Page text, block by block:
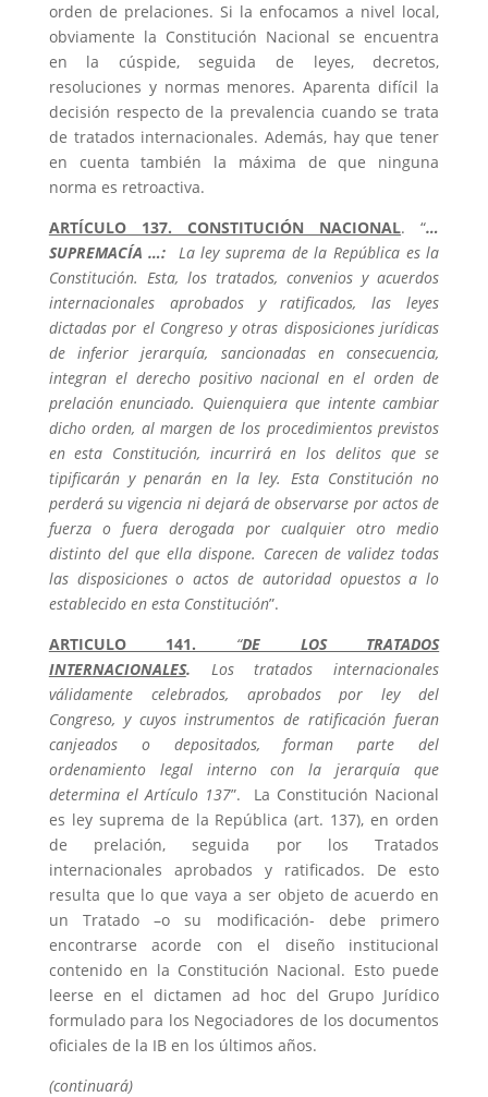
orden de prelaciones. Si la enfocamos a nivel local,
obviamente la Constitución Nacional se encuentra
en la cúspide, seguida de leyes, decretos,
resoluciones y normas menores. Aparenta difícil la
decisión respecto de la prevalencia cuando se trata
de tratados internacionales. Además, hay que tener
en cuenta también la máxima de que ninguna
norma es retroactiva.
ARTÍCULO 137. CONSTITUCIÓN NACIONAL. “…
SUPREMACÍA …:
La ley suprema de la República es la
Constitución. Esta, los tratados, convenios y acuerdos
internacionales aprobados y ratificados, las leyes
dictadas por el Congreso y otras disposiciones jurídicas
de inferior jerarquía, sancionadas en consecuencia,
integran el derecho positivo nacional en el orden de
prelación enunciado. Quienquiera que intente cambiar
dicho orden, al margen de los procedimientos previstos
en esta Constitución, incurrirá en los delitos que se
tipificarán y penarán en la ley. Esta Constitución no
perderá su vigencia ni dejará de observarse por actos de
fuerza o fuera derogada por cualquier otro medio
distinto del que ella dispone. Carecen de validez todas
las disposiciones o actos de autoridad opuestos a lo
establecido en esta Constitución”.
ARTICULO 141. “DE LOS TRATADOS
INTERNACIONALES. Los tratados internacionales
válidamente celebrados, aprobados por ley del
Congreso, y cuyos instrumentos de ratificación fueran
canjeados o depositados, forman parte del
ordenamiento legal interno con la jerarquía que
determina el Artículo 137”. La Constitución Nacional
es ley suprema de la República (art. 137), en orden
de prelación, seguida por los Tratados
internacionales aprobados y ratificados. De esto
resulta que lo que vaya a ser objeto de acuerdo en
un Tratado –o su modificación- debe primero
encontrarse acorde con el diseño institucional
contenido en la Constitución Nacional. Esto puede
leerse en el dictamen ad hoc del Grupo Jurídico
formulado para los Negociadores de los documentos
oficiales de la IB en los últimos años.
(continuará)